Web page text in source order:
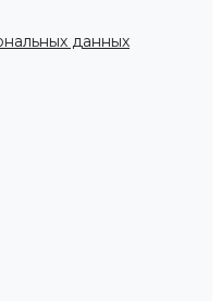
данных